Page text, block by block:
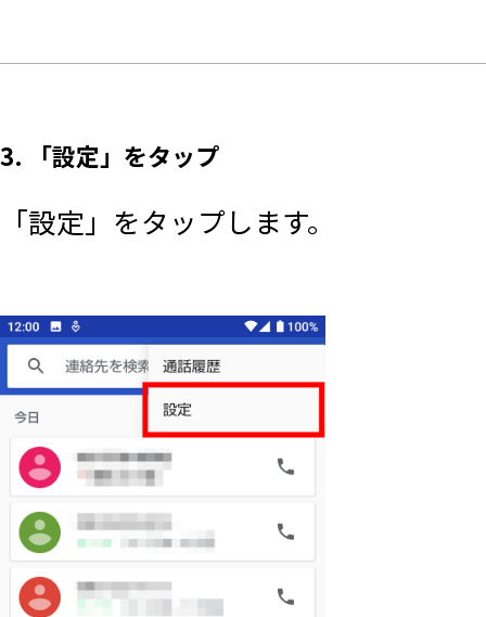
3. 「設定」をタップ
「設定」をタップします。